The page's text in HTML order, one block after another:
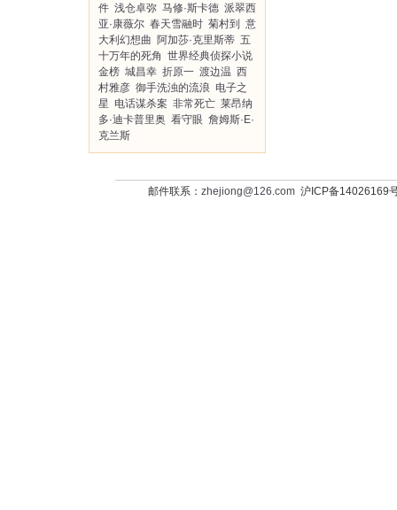
件 浅仓卓弥 马修·斯卡德 派翠西
亚·康薇尔 春天雪融时 菊村到
意
大利幻想曲 阿加莎·克里斯蒂 五
十万年的死角 世界经典侦探小说
金榜 城昌幸 折原一 渡边温 西
村雅彦 御手洗浊的流浪 电子之
星 电话谋杀案 非常死亡 莱昂纳
多·迪卡普里奥 看守眼 詹姆斯·E·
克兰斯
邮件联系： zhejiong@126.com沪ICP备14026169